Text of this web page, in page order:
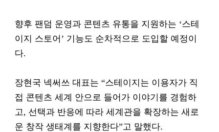
향후 팬덤 운영과 콘텐츠 유통을 지원하는 ‘스테
이지 스토어’ 기능도 순차적으로 도입할 예정이
다.
장현국 넥써쓰 대표는 “스테이지는 이용자가 직
접 콘텐츠 세계 안으로 들어가 이야기를 경험하
고, 선택과 반응에 따라 세계관을 확장하는 새로
운 창작 생태계를 지향한다”고 말했다.